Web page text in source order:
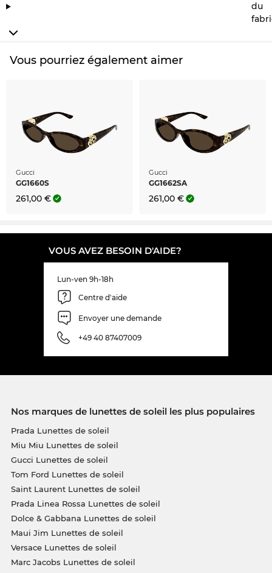
du
Vous pourriez également aimer
Gucci
GG1660S
261,00 €
Gucci
GG1662SA
261,00 €
VOUS AVEZ BESOIN D'AIDE?
Lun-ven 9h-18h
Centre d'aide
Envoyer une demande
+49 40 87407009
Nos marques de lunettes de soleil les plus populaires
Prada Lunettes de soleil
Miu Miu Lunettes de soleil
Gucci Lunettes de soleil
Tom Ford Lunettes de soleil
Saint Laurent Lunettes de soleil
Prada Linea Rossa Lunettes de soleil
Dolce & Gabbana Lunettes de soleil
Maui Jim Lunettes de soleil
Versace Lunettes de soleil
Marc Jacobs Lunettes de soleil